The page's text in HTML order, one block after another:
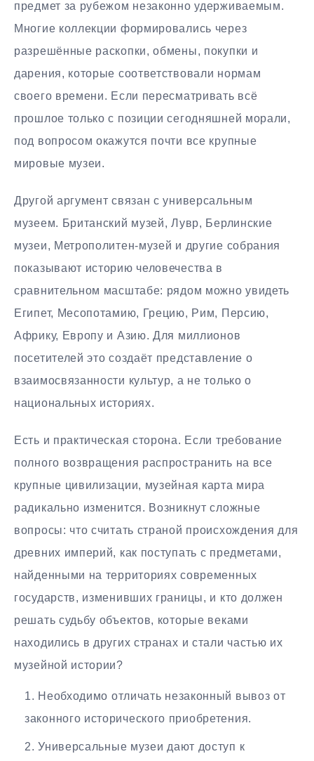
предмет за рубежом незаконно удерживаемым.
Многие коллекции формировались через
разрешённые раскопки, обмены, покупки и
дарения, которые соответствовали нормам
своего времени. Если пересматривать всё
прошлое только с позиции сегодняшней морали,
под вопросом окажутся почти все крупные
мировые музеи.
Другой аргумент связан с универсальным
музеем. Британский музей, Лувр, Берлинские
музеи, Метрополитен-музей и другие собрания
показывают историю человечества в
сравнительном масштабе: рядом можно увидеть
Египет, Месопотамию, Грецию, Рим, Персию,
Африку, Европу и Азию. Для миллионов
посетителей это создаёт представление о
взаимосвязанности культур, а не только о
национальных историях.
Есть и практическая сторона. Если требование
полного возвращения распространить на все
крупные цивилизации, музейная карта мира
радикально изменится. Возникнут сложные
вопросы: что считать страной происхождения для
древних империй, как поступать с предметами,
найденными на территориях современных
государств, изменивших границы, и кто должен
решать судьбу объектов, которые веками
находились в других странах и стали частью их
музейной истории?
Необходимо отличать незаконный вывоз от
законного исторического приобретения.
Универсальные музеи дают доступ к